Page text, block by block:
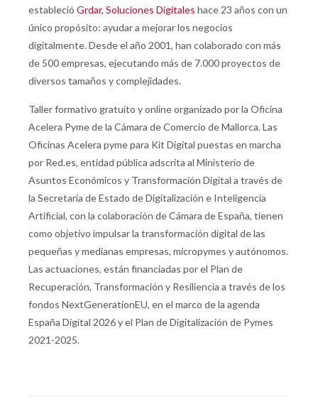
estableció Grdar, Soluciones Digitales hace 23 años con un
único propósito: ayudar a mejorar los negocios
digitalmente. Desde el año 2001, han colaborado con más
de 500 empresas, ejecutando más de 7.000 proyectos de
diversos tamaños y complejidades.
Taller formativo gratuito y online organizado por la Oficina
Acelera Pyme de la Cámara de Comercio de Mallorca. Las
Oficinas Acelera pyme para Kit Digital puestas en marcha
por Red.es, entidad pública adscrita al Ministerio de
Asuntos Económicos y Transformación Digital a través de
la Secretaría de Estado de Digitalización e Inteligencia
Artificial, con la colaboración de Cámara de España, tienen
como objetivo impulsar la transformación digital de las
pequeñas y medianas empresas, micropymes y autónomos.
Las actuaciones, están financiadas por el Plan de
Recuperación, Transformación y Resiliencia a través de los
fondos NextGenerationEU, en el marco de la agenda
España Digital 2026 y el Plan de Digitalización de Pymes
2021-2025.